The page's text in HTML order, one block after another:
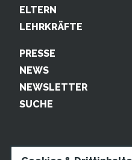
ELTERN
LEHRKRÄFTE
PRESSE
NEWS
NEWSLETTER
SUCHE